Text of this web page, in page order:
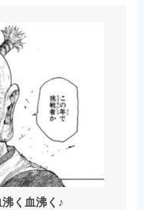
く血沸く♪